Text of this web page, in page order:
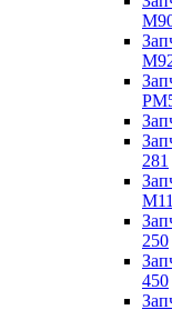
281
M11
250
450